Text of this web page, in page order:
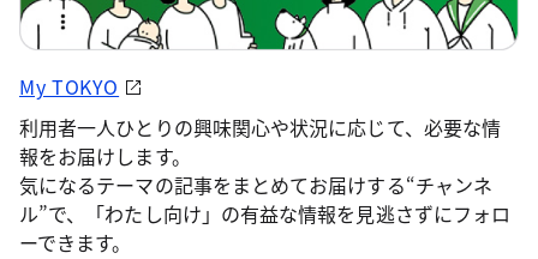
My TOKYO
利用者一人ひとりの興味関心や状況に応じて、必要な情
報をお届けします。
気になるテーマの記事をまとめてお届けする“チャンネ
ル”で、「わたし向け」の有益な情報を見逃さずにフォロ
ーできます。